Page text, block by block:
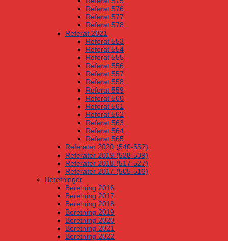
Referat 576
Referat 577
Referat 578
Referat 2021
Referat 553
Referat 554
Referat 555
Referat 556
Referat 557
Referat 558
Referat 559
Referat 560
Referat 561
Referat 562
Referat 563
Referat 564
Referat 565
Referater 2020 (540-552)
Referater 2019 (528-539)
Referater 2018 (517-527)
Referater 2017 (505-516)
Beretninger
Beretning 2016
Beretning 2017
Beretning 2018
Beretning 2019
Beretning 2020
Beretning 2021
Beretning 2022